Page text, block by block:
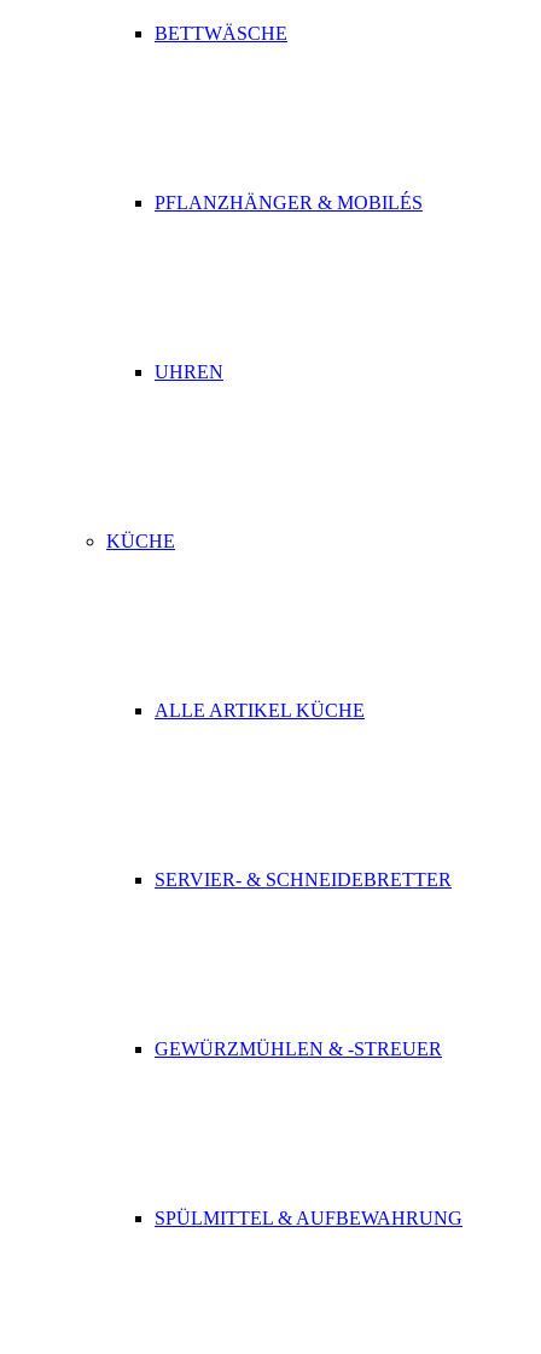
BETTWÄSCHE
PFLANZHÄNGER & MOBILÉS
UHREN
KÜCHE
ALLE ARTIKEL KÜCHE
SERVIER- & SCHNEIDEBRETTER
GEWÜRZMÜHLEN & -STREUER
SPÜLMITTEL & AUFBEWAHRUNG